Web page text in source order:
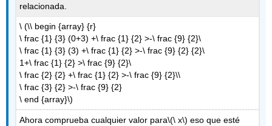
relacionada.
\ (\\ begin {array} {r}
\ frac {1} {3} (0+3) +\ frac {1} {2} >-\ frac {9} {2}\
\ frac {1} {3} (3) +\ frac {1} {2} >-\ frac {9} {2} {2}\
1+\ frac {1} {2} >\ frac {9} {2}\
\ frac {2} {2} +\ frac {1} {2} >-\ frac {9} {2}\\
\ frac {3} {2} >-\ frac {9} {2}
\ end {array}\)
Ahora comprueba cualquier valor para\(\ x\) eso que esté